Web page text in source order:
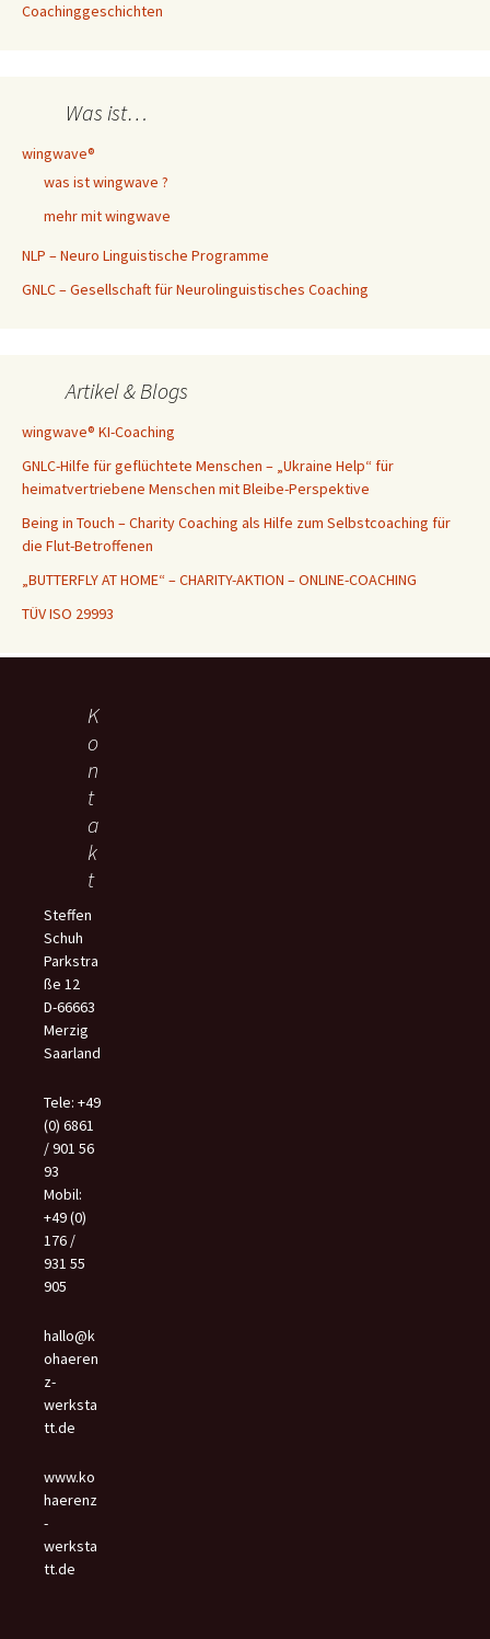
Coachinggeschichten
Was ist…
wingwave®
was ist wingwave ?
mehr mit wingwave
NLP – Neuro Linguistische Programme
GNLC – Gesellschaft für Neurolinguistisches Coaching
Artikel & Blogs
wingwave® KI-Coaching
GNLC-Hilfe für geflüchtete Menschen – „Ukraine Help“ für
heimatvertriebene Menschen mit Bleibe-Perspektive
Being in Touch – Charity Coaching als Hilfe zum Selbstcoaching für
die Flut-Betroffenen
„BUTTERFLY AT HOME“ – CHARITY-AKTION – ONLINE-COACHING
TÜV ISO 29993
K
o
n
t
a
k
t
Steffen
Schuh
Parkstra
ße 12
D-66663
Merzig
Saarland
Tele: +49
(0) 6861
/ 901 56
93
Mobil:
+49 (0)
176 /
931 55
905
hallo@k
ohaeren
z-
werksta
tt.de
www.ko
haerenz
-
werksta
tt.de